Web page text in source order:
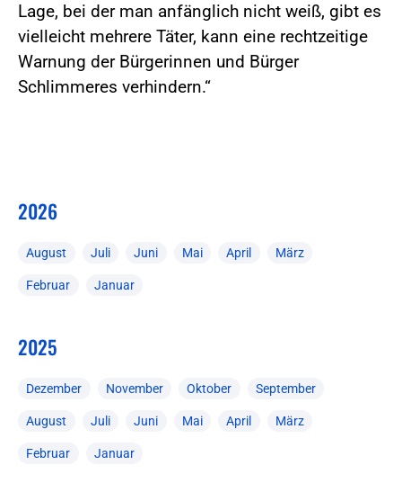
Lage, bei der man anfänglich nicht weiß, gibt es
vielleicht mehrere Täter, kann eine rechtzeitige
Warnung der Bürgerinnen und Bürger
Schlimmeres verhindern.“
2026
August Juli Juni Mai April März
Februar Januar
2025
Dezember November Oktober September
August Juli Juni Mai April März
Februar Januar